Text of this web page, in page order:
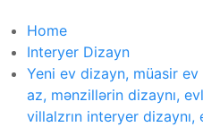
Home
Interyer Dizayn
Yeni ev dizayn, müasir
az, mənzillərin dizaynı,
villalzrın interyer